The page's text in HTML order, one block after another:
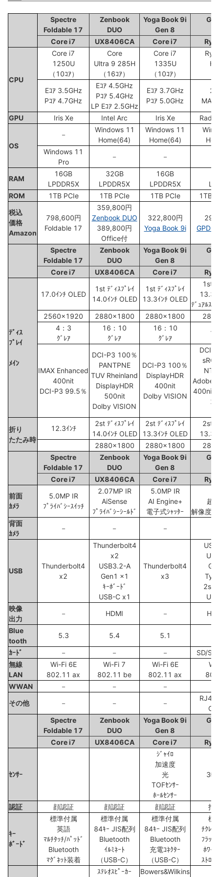
Spectre
Foldable 17
Zenbook
DUO
Yoga Book 9i
Gen 8
Core i7
UX8406CA Core i7
CPU
Core i7
1250U
（10ｺｱ）
Core
Ultra 9 285H
（16ｺｱ）
Core i7
1335U
（10ｺｱ）
Eｺｱ 3.5GHz
Pｺｱ 4.7GHz
Eｺｱ 4.5GHz
Pｺｱ 5.4GHz
LP Eｺｱ 2.5GHz
Eｺｱ 3.7GHz
Pｺｱ 5.0GHz
MAX
GPU Iris Xe Intel Arc Iris Xe
OS
－
Windows 11
Home(64)
Windows 11
Home(64)
Windows 11
Pro
－ －
RAM
16GB
LPDDR5X
32GB
LPDDR5X
16GB
LPDDR5X
ROM
1TB PCIe 1TB PCIe 1TB PCIe
1TB/
税込
価格
Amazon
798,600円
Foldable 17
359,800円
Zenbook DUO
389,800円
Office付
322,800円
Yoga Book 9i
GPD
Spectre
Foldable 17
Zenbook
DUO
Yoga Book 9i
Gen 8
Core i7
UX8406CA Core i7
ﾃﾞｨｽ
ﾌﾟﾚｲ
ﾒｲﾝ
17.0ｲﾝﾁ OLED
1st ﾃﾞｨｽﾌﾟﾚｲ
14.0ｲﾝﾁ OLED
1st ﾃﾞｨｽﾌﾟﾚｲ
13.3ｲﾝﾁ OLED
1st ﾃ
13.3ｲ
ﾃﾞｭｱﾙｽｸ
2560x1920
2880x1800 2880x1800
4：3
ｸﾞﾚｱ
16：10
ｸﾞﾚｱ
16：10
ｸﾞﾚｱ
IMAX Enhanced
400nit
DCI-P3 99.5％
DCI-P3 100％
PANTPNE
TUV Rheinland
DisplayHDR
500nit
Dolby VISION
DCI-P3 100％
DisplayHDR
400nit
Dolby VISION
DCI-
Adobe
400nit/
折り
たたみ時
12.3ｲﾝﾁ
2st ﾃﾞｨｽﾌﾟﾚｲ
14.0ｲﾝﾁ OLED
2st ﾃﾞｨｽﾌﾟﾚｲ
13.3ｲﾝﾁ OLED
2st ﾃ
13.3ｲ
2880x1800
2880x1800
Spectre
Foldable 17
Zenbook
DUO
Yoga Book 9i
Gen 8
Core i7
UX8406CA Core i7
前面
ｶﾒﾗ
5.0MP IR
ﾌﾟﾗｲﾊﾞｼｰｽｲｯﾁ
2.07MP IR
AiSense
ﾌﾟﾗｲﾊﾞｼｰｼｰﾙﾄﾞ
5.0MP IR
AI Engine+
電子式ｼｬｯﾀｰ
超
解像度
背面
ｶﾒﾗ
－ － －
USB
Thunderbolt4
x2
Thunderbolt4
x2
USB3.2-A
Gen1 x1
ｷｰﾎﾞｰﾄﾞ
USB-C x1
Thunderbolt4
x3
2stﾃ
映像
出力
－ HDMI －
Blue
tooth
5.3 5.4 5.1
ｶｰﾄﾞ － － －
SD/
無線
LAN
Wi-Fi 6E
802.11 ax
Wi-Fi 7
802.11 be
Wi-Fi 6E
802.11 ax
WWAN
－ － －
その他
－ － －
RJ45
Spectre
Foldable 17
Zenbook
DUO
Yoga Book 9i
Gen 8
Core i7
UX8406CA Core i7
ｾﾝｻｰ
ｼﾞｬｲﾛ
加速度
光
TOFｾﾝｻｰ
ﾎｰﾙｾﾝｻｰ
3軸
認証 顔認証 顔認証 顔認証 指
ｷｰ
ﾎﾞｰﾄﾞ
標準付属
英語
ﾏﾙﾁﾀｯﾁ/ﾊﾟｯﾄﾞ
Bluetooth
ﾏｸﾞﾈｯﾄ装着
標準付属
84ｷｰ JIS配列
Bluetooth
ｲﾙﾐﾈｰﾄ
（USB-C）
標準付属
84ｷｰ JIS配列
Bluetooth
充電ｺﾈｸﾀｰ
（USB-C）
標
ﾁｸﾚｯ
ﾌﾗｯﾄ
ﾎﾜｲﾄ
ｽﾄﾛｰ
ｽﾃﾚｵｽﾋﾟｰｶｰ
Bowers&Wilkins